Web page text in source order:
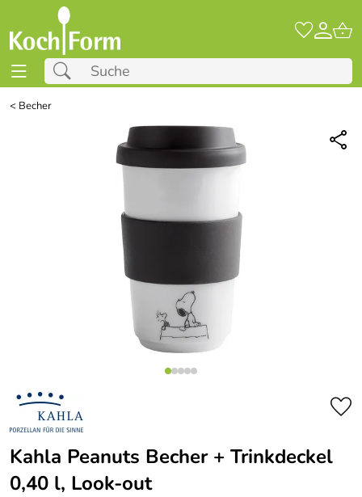
< Becher
Kahla Peanuts Becher + Trinkdeckel
0,40 l, Look-out